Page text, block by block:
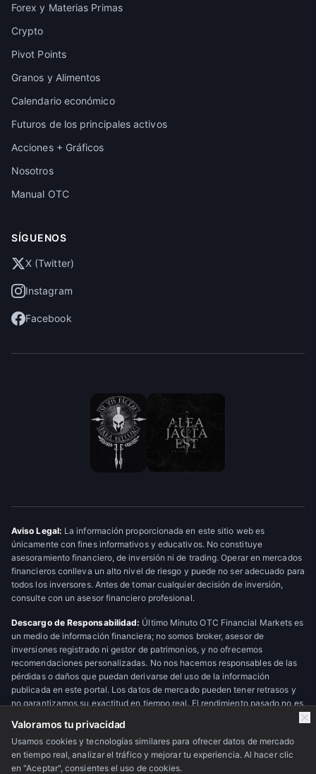
Forex y Materias Primas
Crypto
Pivot Points
Granos y Alimentos
Calendario económico
Futuros de los principales activos
Acciones + Gráficos
Nosotros
Manual OTC
SÍGUENOS
X (Twitter)
Instagram
Facebook
Aviso Legal: La información proporcionada en este sitio web es
únicamente con fines informativos y educativos. No constituye
asesoramiento financiero, de inversión ni de trading. Operar en mercados
financieros conlleva un alto nivel de riesgo y puede no ser adecuado para
todos los inversores. Antes de tomar cualquier decisión de inversión,
consulte con un asesor financiero profesional.
Descargo de Responsabilidad: Último Minuto OTC Financial Markets es
un medio de información financiera; no somos broker, asesor de
inversiones registrado ni gestor de patrimonios, y no ofrecemos
recomendaciones personalizadas. No nos hacemos responsables de las
pérdidas o daños que puedan derivarse del uso de la información
publicada en este portal. Los datos de mercado pueden tener retrasos y
no garantizamos su exactitud en tiempo real. El rendimiento pasado no es
© 2026 Último Minuto OTC Financial Markets. Todos los derechos
Valoramos tu privacidad
Usamos cookies y tecnologías similares para ofrecer datos de mercado
en tiempo real, analizar el tráfico y mejorar tu experiencia. Al hacer clic
en "Aceptar", consientes el uso de cookies.